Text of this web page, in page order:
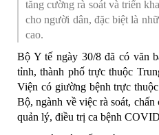
tăng cường rà soát và triển
cho người dân, đặc biệt là
cao.
Bộ Y tế ngày 30/8 đã có văn
tỉnh, thành phố trực thuộc
Viện có giường bệnh trực
Bộ, ngành về việc rà soát,
quản lý, điều trị ca bệnh